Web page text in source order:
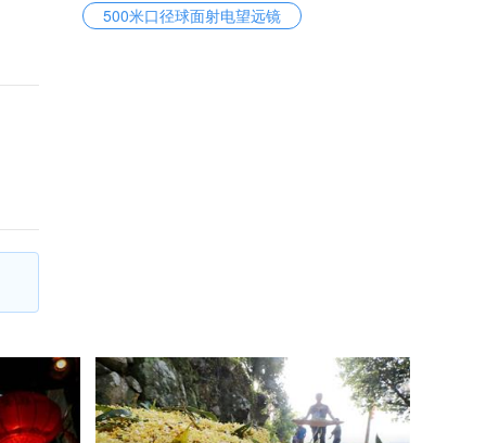
500米口径球面射电望远镜